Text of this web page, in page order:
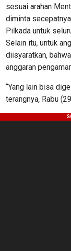
sesuai arahan
diminta
Pilkada untuk
Selain itu, untuk
diisyaratkan,
anggaran
“Yang lain bisa
terangnya, Rabu